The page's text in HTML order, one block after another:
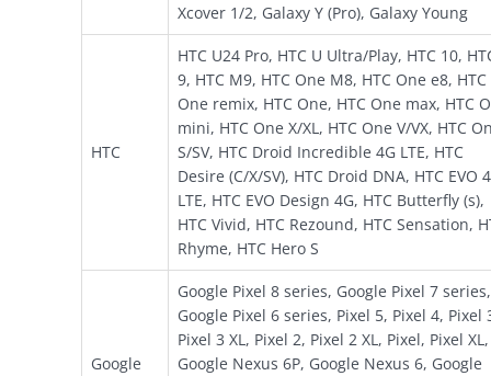
Xcover 1/2, Galaxy Y (Pro), Galaxy Young
HTC
HTC U24 Pro, HTC U Ultra/Play, HTC 10,
9, HTC M9, HTC One M8, HTC One e8, HTC
One remix, HTC One, HTC One max, HTC
mini, HTC One X/XL, HTC One V/VX, HTC
S/SV, HTC Droid Incredible 4G LTE, HTC
Desire (C/X/SV), HTC Droid DNA, HTC EVO
LTE, HTC EVO Design 4G, HTC Butterfly (s),
HTC Vivid, HTC Rezound, HTC Sensation,
Rhyme, HTC Hero S
Google
Google Pixel 8 series, Google Pixel 7 series,
Google Pixel 6 series, Pixel 5, Pixel 4, Pixel
Pixel 3 XL, Pixel 2, Pixel 2 XL, Pixel, Pixel XL,
Google Nexus 6P, Google Nexus 6, Google